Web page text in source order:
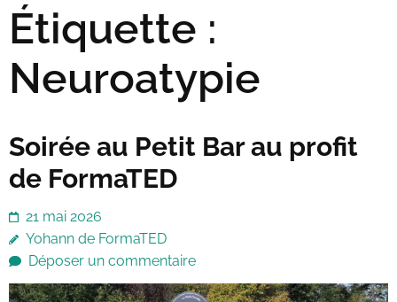
Étiquette :
Neuroatypie
Soirée au Petit Bar au profit
de FormaTED
21 mai 2026
Yohann de FormaTED
Déposer un commentaire